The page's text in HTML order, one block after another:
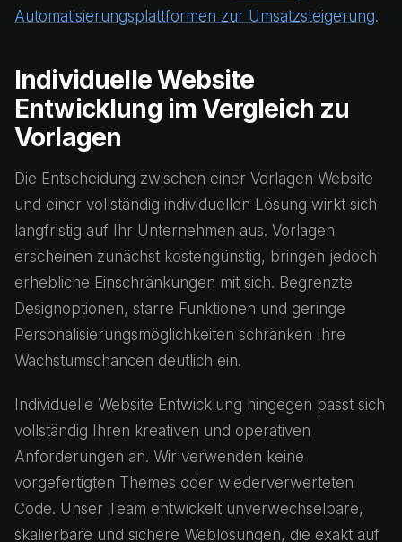
Automatisierungsplattformen zur Umsatzsteigerung.
Individuelle Website
Entwicklung im Vergleich zu
Vorlagen
Die Entscheidung zwischen einer Vorlagen Website
und einer vollständig individuellen Lösung wirkt sich
langfristig auf Ihr Unternehmen aus. Vorlagen
erscheinen zunächst kostengünstig, bringen jedoch
erhebliche Einschränkungen mit sich. Begrenzte
Designoptionen, starre Funktionen und geringe
Personalisierungsmöglichkeiten schränken Ihre
Wachstumschancen deutlich ein.
Individuelle Website Entwicklung hingegen passt sich
vollständig Ihren kreativen und operativen
Anforderungen an. Wir verwenden keine
vorgefertigten Themes oder wiederverwerteten
Code. Unser Team entwickelt unverwechselbare,
skalierbare und sichere Weblösungen, die exakt auf